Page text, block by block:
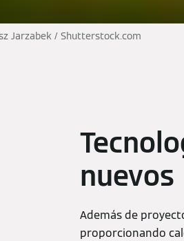
Jarzabek / Shutterstock.com
nuevos
Además de
proporcionando